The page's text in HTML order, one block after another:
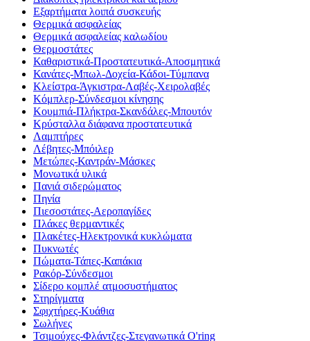
Εξαρτήματα λοιπά συσκευής
Θερμικά ασφαλείας
Θερμικά ασφαλείας καλωδίου
Θερμοστάτες
Καθαριστικά-Προστατευτικά-Αποσμητικά
Κανάτες-Μπωλ-Δοχεία-Κάδοι-Τύμπανα
Κλείστρα-Άγκιστρα-Λαβές-Χειρολαβές
Κόμπλερ-Σύνδεσμοι κίνησης
Κουμπιά-Πλήκτρα-Σκανδάλες-Μπουτόν
Κρύσταλλα διάφανα προστατευτικά
Λαμπτήρες
Λέβητες-Μπόιλερ
Μετώπες-Καντράν-Μάσκες
Μονωτικά υλικά
Πανιά σιδερώματος
Πηνία
Πιεσοστάτες-Αεροπαγίδες
Πλάκες θερμαντικές
Πλακέτες-Ηλεκτρονικά κυκλώματα
Πυκνωτές
Πώματα-Τάπες-Καπάκια
Ρακόρ-Σύνδεσμοι
Σίδερο κομπλέ ατμοσυστήματος
Στηρίγματα
Σφιχτήρες-Κυάθια
Σωλήνες
Τσιμούχες-Φλάντζες-Στεγανωτικά O'ring